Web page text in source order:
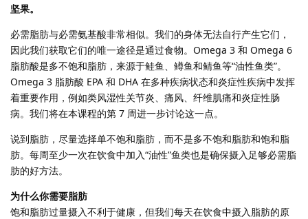
坚果。
必需脂肪与必需氨基酸非常相似。我们的身体无法自行产生它们，
因此我们获取它们的唯一途径是通过食物。Omega 3 和 Omega 6
脂肪酸是多不饱和脂肪，来源于鲑鱼、鳟鱼和鲭鱼等“油性鱼类”。
Omega 3 脂肪酸 EPA 和 DHA 在多种疾病状态和炎症性疾病中发挥
着重要作用，例如类风湿性关节炎、痛风、纤维肌痛和炎症性肠
病。我们将在本课程的第 7 周进一步讨论这一点。
说到脂肪，尽量选择单不饱和脂肪，而不是多不饱和脂肪和饱和脂
肪。每周至少一次在饮食中加入“油性”鱼类也是确保摄入足够必需脂
肪的好方法。
为什么你需要脂肪
饱和脂肪过量摄入不利于健康，但我们每天在饮食中摄入脂肪的原